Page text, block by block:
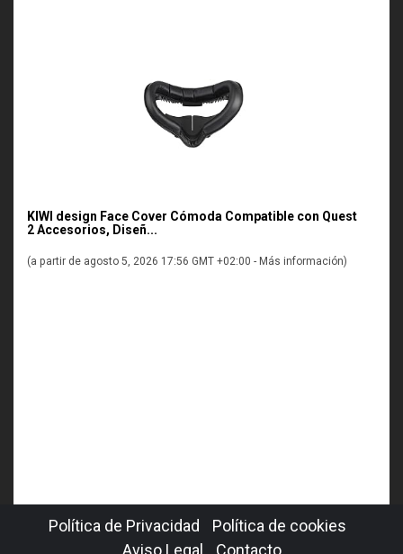
KIWI design Face Cover Cómoda Compatible con Quest
2 Accesorios, Diseñ...
(a partir de agosto 5, 2026 17:56 GMT +02:00 - Más información)
Política de Privacidad
Política de cookies
Aviso Legal
Contacto